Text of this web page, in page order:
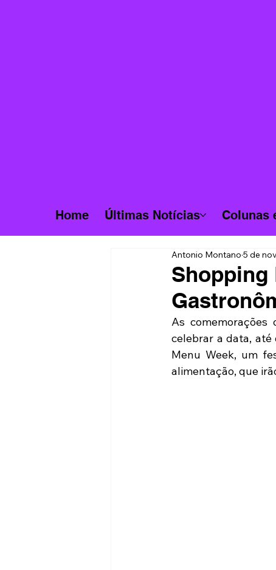
Home Últimas Notícias Colunas
Shopping
Antonio Montano 5 de
As
celebrar a data, até
Menu Week, um
alimentação, que